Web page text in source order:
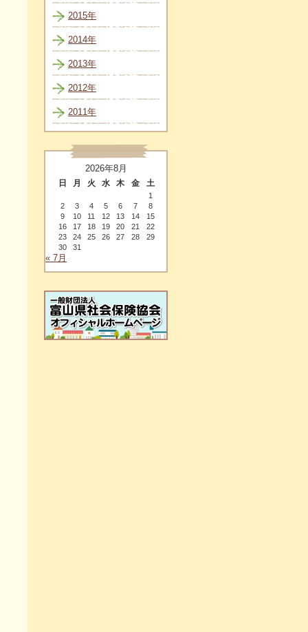
2015年
2014年
2013年
2012年
2011年
2026年8月
日 月 火 水 木 金 土
1
2
3 4 5 6 7
8
9
10 11 12 13 14
15
16
17 18 19 20 21
22
23
24 25 26 27 28
29
30
31
« 7月